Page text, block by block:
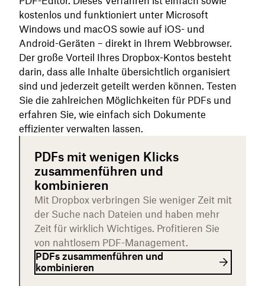
kostenlos und funktioniert unter Microsoft
Windows und macOS sowie auf iOS- und
Android-Geräten – direkt in Ihrem Webbrowser.
Der große Vorteil Ihres Dropbox-Kontos besteht
darin, dass alle Inhalte übersichtlich organisiert
sind und jederzeit geteilt werden können. Testen
Sie die zahlreichen Möglichkeiten für PDFs und
erfahren Sie, wie einfach sich Dokumente
effizienter verwalten lassen.
PDFs mit wenigen Klicks
zusammenführen und
kombinieren
Mit Dropbox verbringen Sie weniger Zeit mit
der Suche nach Dateien und haben mehr
Zeit für wirklich Wichtiges. Profitieren Sie
von nahtlosem PDF-Management.
PDFs zusammenführen und
kombinieren